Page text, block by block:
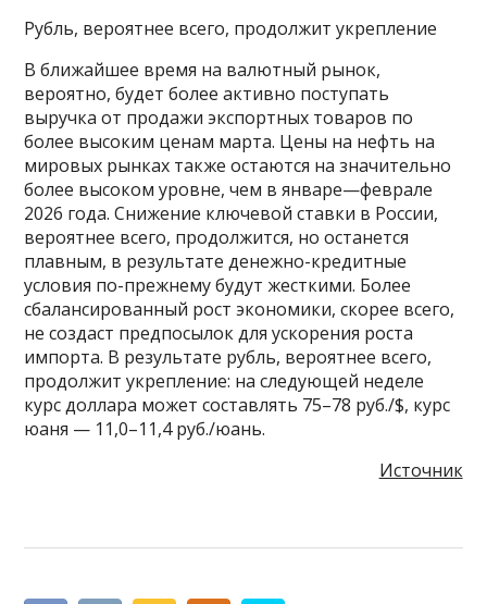
Рубль, вероятнее всего, продолжит укрепление
В ближайшее время на валютный рынок,
вероятно, будет более активно поступать
выручка от продажи экспортных товаров по
более высоким ценам марта. Цены на нефть на
мировых рынках также остаются на значительно
более высоком уровне, чем в январе—феврале
2026 года. Снижение ключевой ставки в России,
вероятнее всего, продолжится, но останется
плавным, в результате денежно-кредитные
условия по-прежнему будут жесткими. Более
сбалансированный рост экономики, скорее всего,
не создаст предпосылок для ускорения роста
импорта. В результате рубль, вероятнее всего,
продолжит укрепление: на следующей неделе
курс доллара может составлять 75–78 руб./$, курс
юаня — 11,0–11,4 руб./юань.
Источник